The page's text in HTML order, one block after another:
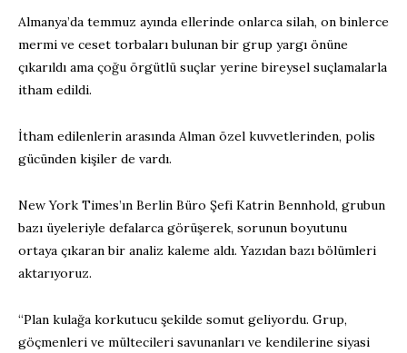
Almanya’da temmuz ayında ellerinde onlarca silah, on binlerce
mermi ve ceset torbaları bulunan bir grup yargı önüne
çıkarıldı ama çoğu örgütlü suçlar yerine bireysel suçlamalarla
itham edildi.
İtham edilenlerin arasında Alman özel kuvvetlerinden, polis
gücünden kişiler de vardı.
New York Times’ın Berlin Büro Şefi Katrin Bennhold, grubun
bazı üyeleriyle defalarca görüşerek, sorunun boyutunu
ortaya çıkaran bir analiz kaleme aldı. Yazıdan bazı bölümleri
aktarıyoruz.
“Plan kulağa korkutucu şekilde somut geliyordu. Grup,
göçmenleri ve mültecileri savunanları ve kendilerine siyasi